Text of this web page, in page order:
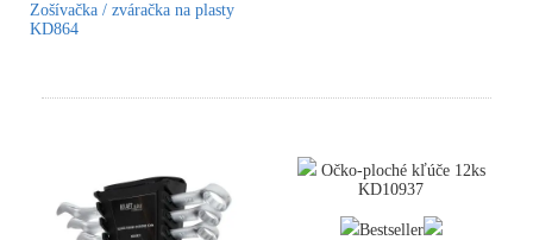
Zošívačka / zváračka na plasty
KD864
Očko-ploché kľúče 12ks
KD10937
Bestseller